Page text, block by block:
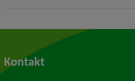
Kontakt